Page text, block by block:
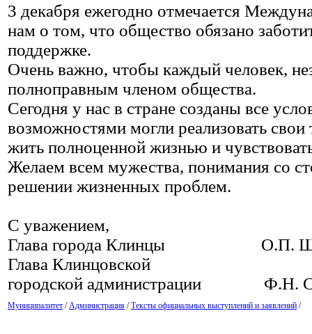
3 декабря ежегодно отмечается
нам о том, что общество обязано
поддержке.
Очень важно, чтобы каждый человек,
полноправным членом общества.
Сегодня у нас в стране созданы все
возможностями могли реализовать
жить полноценной жизнью и
Желаем всем мужества, понимания со
решении жизненных проблем.
С уважением,
Глава города Клинцы О.П.
Глава Клинцовской
городской администрации Ф.Н.
Муниципалитет /Администрация /Тексты официальных выступлений и заявлений /